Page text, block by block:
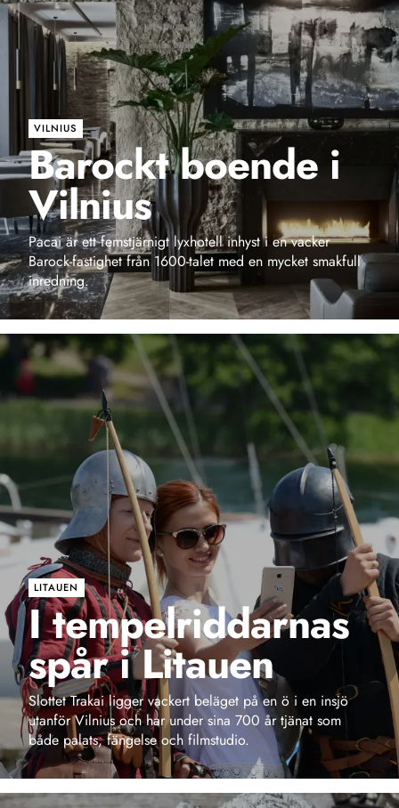
VILNIUS
Barockt boende i
Vilnius
Pacai är ett femstjärnigt lyxhotell inhyst i en vacker
Barock-fastighet från 1600-talet med en mycket smakfull
inredning.
LITAUEN
I tempelriddarnas
spår i Litauen
Slottet Trakai ligger vackert beläget på en ö i en insjö
utanför Vilnius och har under sina 700 år tjänat som
både palats, fängelse och filmstudio.